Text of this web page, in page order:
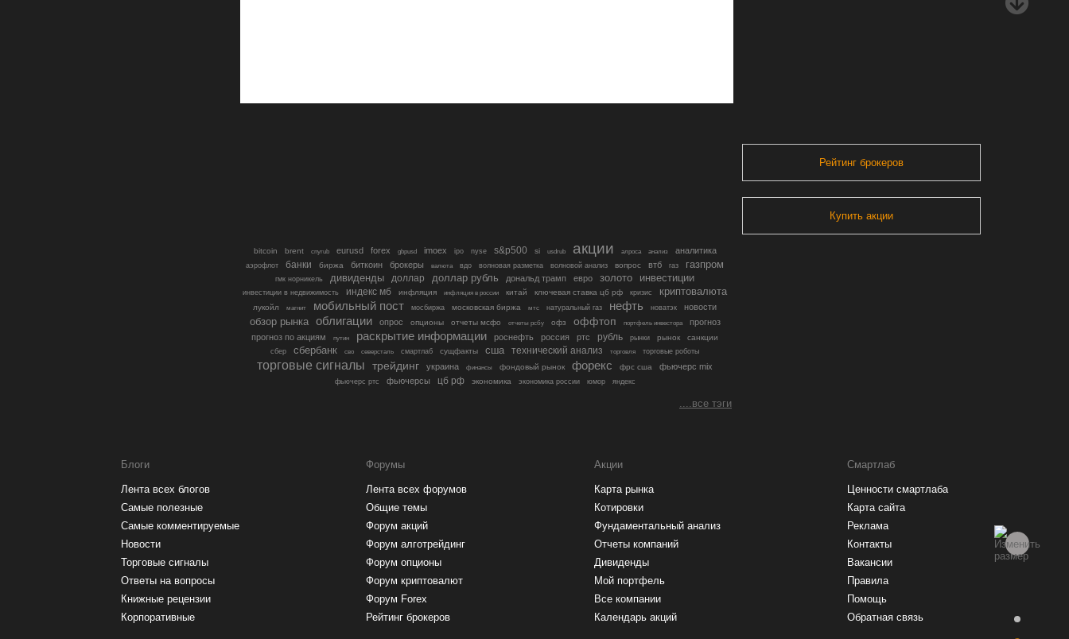
Рейтинг брокеров
Купить акции
bitcoin brent cnyrub eurusd forex gbpusd imoex ipo nyse s&p500 si usdrub акции алроса анализ аналитика
аэрофлот банки биржа биткоин брокеры валюта вдо волновая разметка волновой анализ вопрос втб газ газпром
гмк норникель дивиденды доллар доллар рубль дональд трамп евро золото инвестиции
инвестиции в недвижимость индекс мб инфляция инфляция в россии китай ключевая ставка цб рф кризис криптовалюта
лукойл магнит мобильный пост мосбиржа московская биржа мтс натуральный газ нефть новатэк новости
обзор рынка облигации опрос опционы отчеты мсфо отчеты рсбу офз оффтоп портфель инвестора
прогноз
прогноз по акциям
путин раскрытие информации роснефть россия ртс рубль рынки рынок санкции
сбер сбербанк сво северсталь смартлаб сущфакты сша технический анализ торговля торговые роботы
торговые сигналы трейдинг украина финансы фондовый рынок форекс фрс сша фьючерс mix
фьючерс ртс фьючерсы цб рф экономика экономика россии юмор яндекс
....все тэги
Блоги
Лента всех блогов
Самые полезные
Самые комментируемые
Новости
Торговые сигналы
Ответы на вопросы
Книжные рецензии
Корпоративные
Форумы
Лента всех форумов
Общие темы
Форум акций
Форум алготрейдинг
Форум опционы
Форум криптовалют
Форум Forex
Рейтинг брокеров
Акции
Карта рынка
Котировки
Фундаментальный анализ
Отчеты компаний
Дивиденды
Мой портфель
Все компании
Календарь акций
Смартлаб
Ценности смартлаба
Карта сайта
Реклама
Контакты
Вакансии
Правила
Помощь
Обратная связь